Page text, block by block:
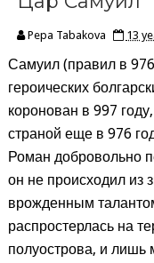
Pepa Tabakova 13
Самуил (правил в
героических
коронован в 997
страной еще в 976
Роман добровольно
он не происходил из
врожденным
распростерлась на
полуострова, и лишь